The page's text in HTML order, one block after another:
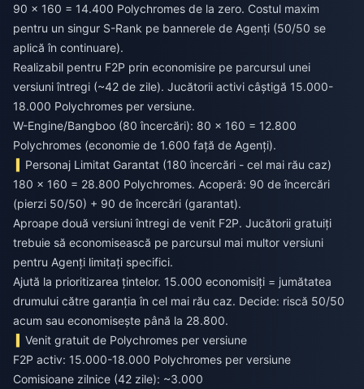
90 × 160 = 14.400 Polychromes de la zero. Costul maxim
pentru un singur S-Rank pe bannerele de Agenți (50/50 se
aplică în continuare).
Realizabil pentru F2P prin economisire pe parcursul unei
versiuni întregi (~42 de zile). Jucătorii activi câștigă 15.000-
18.000 Polychromes per versiune.
W-Engine/Bangboo (80 încercări): 80 × 160 = 12.800
Polychromes (economie de 1.600 față de Agenți).
Personaj Limitat Garantat (180 încercări - cel mai rău caz)
180 × 160 = 28.800 Polychromes. Acoperă: 90 de încercări
(pierzi 50/50) + 90 de încercări (garantat).
Aproape două versiuni întregi de venit F2P. Jucătorii gratuiți
trebuie să economisească pe parcursul mai multor versiuni
pentru Agenți limitați specifici.
Ajută la prioritizarea țintelor. 15.000 economisiți = jumătatea
drumului către garanția în cel mai rău caz. Decide: riscă 50/50
acum sau economisește până la 28.800.
Venit gratuit de Polychromes per versiune
F2P activ: 15.000-18.000 Polychromes per versiune
Comisioane zilnice (42 zile): ~3.000